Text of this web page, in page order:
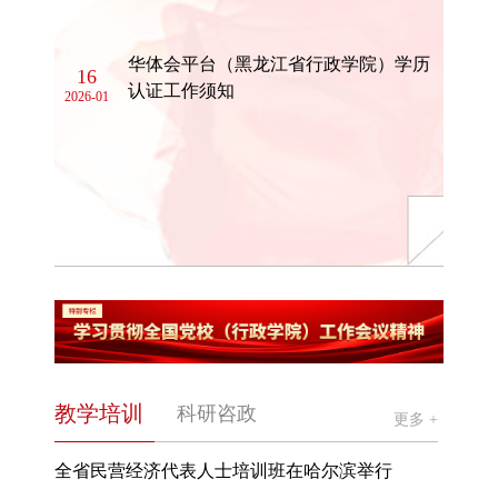
16
2026-01
华体会平台（黑龙江省行政学院）学历
认证工作须知
教学培训 科研咨政 更多 +
全省民营经济代表人士培训班在哈尔滨举行